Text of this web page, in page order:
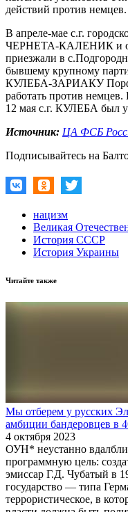
действий против немцев.
В апреле-мае с.г.
ЧЕРНЕТА-КАЛЕНИК и
приезжали в
бывшему крупному
КУЛЕБА-ЗАРИАКУ
работать против
12 мая с.г. КУЛЕБА был
Источник: ЦА ФСБ
Подписывайтесь на
нацизм
Великая
История СССР
История Украины
Читайте также
Мы отберем у русских
амбиции бандеровцев в
4 октября 2023
ОУН* неустанно
программную цель:
эмиссар Г.Д. Чубатый в
государство — типа
террористическое, в